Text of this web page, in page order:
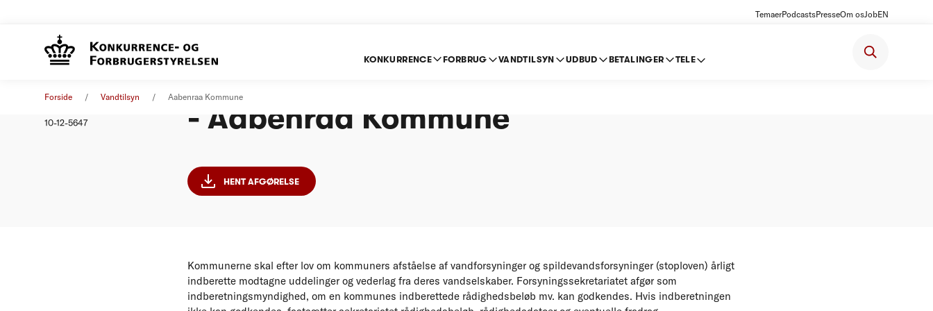
TemaerPodcastsPresseOm osJobEN
KONKURRENCE FORBRUG VANDTILSYN UDBUD BETALINGER TELE
Forside Vandtilsyn Aabenraa Kommune
10-12-5647
- Aabenraa Kommune
HENT AFGØRELSE
Kommunerne skal efter lov om kommuners afståelse af vandforsyninger og spildevandsforsyninger (stoploven) årligt
indberette modtagne uddelinger og vederlag fra deres vandselskaber. Forsyningssekretariatet afgør som
indberetningsmyndighed, om en kommunes indberettede rådighedsbeløb mv. kan godkendes. Hvis indberetningen